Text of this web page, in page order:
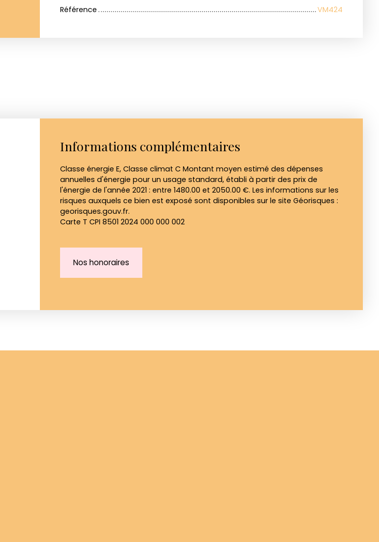
Référence VM424
Informations complémentaires
Classe énergie E, Classe climat C Montant moyen estimé des dépenses
annuelles d'énergie pour un usage standard, établi à partir des prix de
l'énergie de l'année 2021 : entre 1480.00 et 2050.00 €. Les informations sur les
risques auxquels ce bien est exposé sont disponibles sur le site Géorisques :
georisques.gouv.fr.
Carte T CPI 8501 2024 000 000 002
Nos honoraires